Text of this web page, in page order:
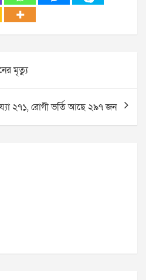
মৃত্যু
২৭১, রোগী ভর্তি আছে ২৯৭ জন